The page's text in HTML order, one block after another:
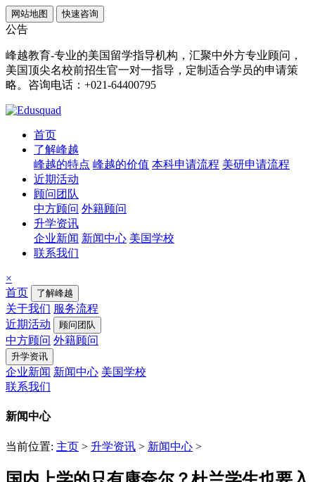
网站地图 快速咨询
公告
峰越教育-专业的美国留学指导机构，汇聚中外方专业顾问，
美国顶尖名校前招生官一对一指导，定制适合学员的申请策
略。咨询电话：+021-64400795
首页
了解峰越
峰越的特点 峰越的价值 本科申请流程 美研申请流程
近期活动
顾问团队
中方顾问 外籍顾问
升学资讯
企业新闻 新闻中心 美国学校
联系我们
×
首页
了解峰越
关于我们 服务流程
近期活动
顾问团队
中方顾问 外籍顾问
升学资讯
企业新闻 新闻中心 美国学校
联系我们
新闻中心
当前位置: 主页 > 升学资讯 > 新闻中心 >